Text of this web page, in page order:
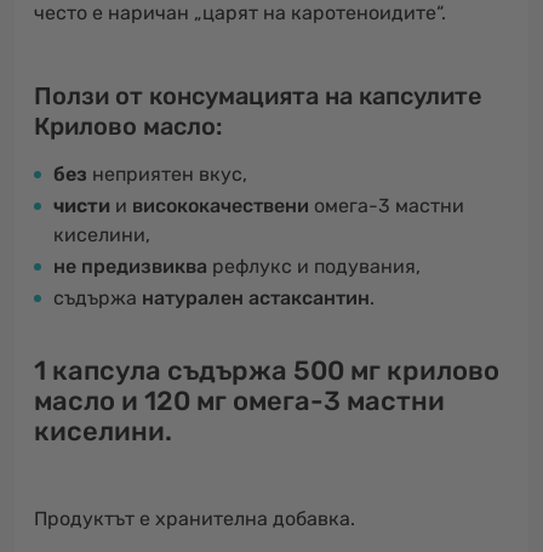
често е наричан „царят на каротеноидите“.
Ползи от консумацията на капсулите
Крилово масло:
без неприятен вкус,
чисти и висококачествени омега-3 мастни
киселини,
не предизвиква рефлукс и подувания,
съдържа натурален астаксантин.
1 капсула съдържа 500 мг крилово
масло и 120 мг омега-3 мастни
киселини.
Продуктът е хранителна добавка.